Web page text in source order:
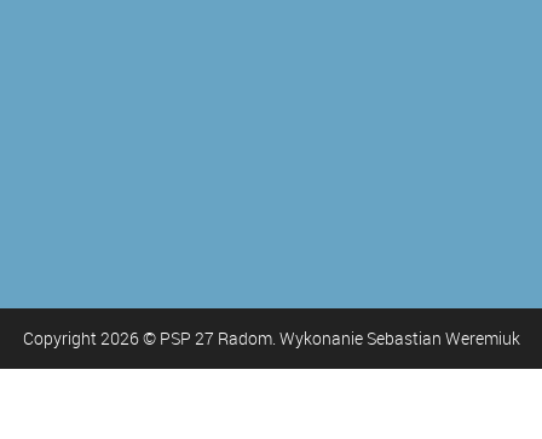
Copyright2026© PSP 27 Radom. Wykonanie Sebastian Weremiuk